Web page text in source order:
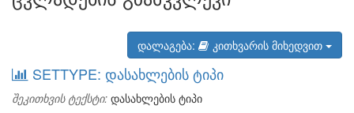
დალაგება: კითხვარის მიხედვით
SETTYPE: დასახლების ტიპი
შეკითხვის ტექსტი: დასახლების ტიპი